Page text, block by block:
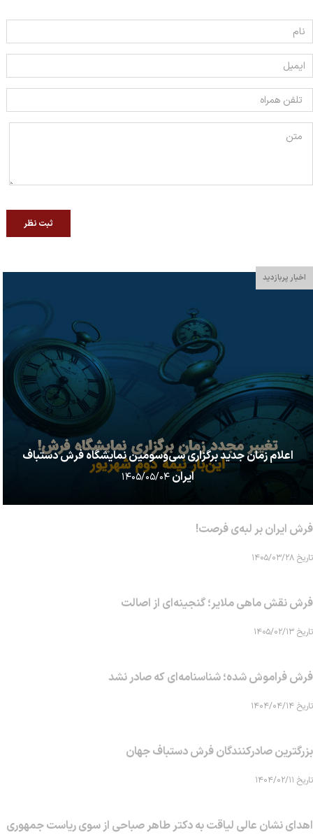
ثبت نظر
اخبار پربازدید
اعلام زمان جدید برگزاری سی‌وسومین نمایشگاه فرش دستباف
ایران۱۴۰۵/۰۵/۰۴
فرش ایران بر لبه‌ی فرصت!
تاریخ ۱۴۰۵/۰۳/۲۸
فرش نقش ماهی‌ ملایر؛ گنجینه‌ای از اصالت
تاریخ ۱۴۰۵/۰۲/۱۳
فرش فراموش شده؛ شناسنامه‌ای که صادر نشد
تاریخ ۱۴۰۴/۰۴/۱۴
بزرگترین صادرکنندگان فرش دستباف جهان
تاریخ ۱۴۰۴/۰۲/۱۱
اهدای نشان عالی لیاقت به دکتر طاهر صباحی از سوی ریاست جمهوری